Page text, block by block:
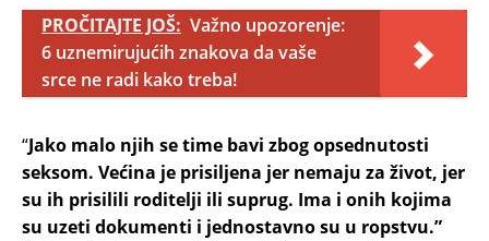
PROČITAJTE JOŠ: Važno upozorenje:
6 uznemirujućih znakova da vaše
srce ne radi kako treba!
“Jako malo njih se time bavi zbog opsednutosti
seksom. Većina je prisiljena jer nemaju za život, jer
su ih prisilili roditelji ili suprug. Ima i onih kojima
su uzeti dokumenti i jednostavno su u ropstvu.”